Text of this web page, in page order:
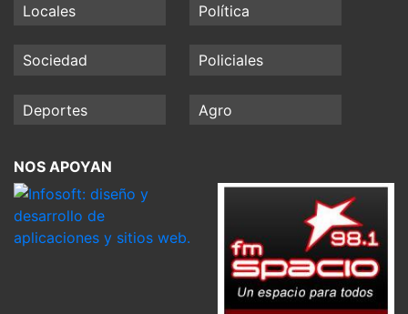
Locales
Política
Sociedad Policiales
Deportes Agro
NOS APOYAN